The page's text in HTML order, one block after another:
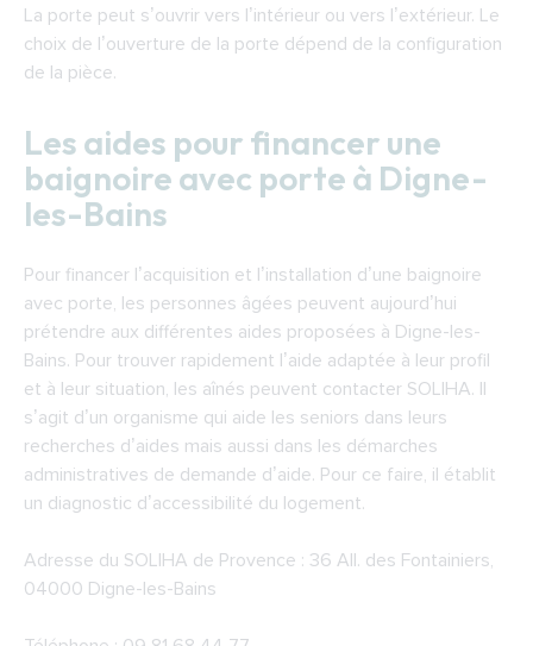
La porte peut s’ouvrir vers l’intérieur ou vers l’extérieur. Le
choix de l’ouverture de la porte dépend de la configuration
de la pièce.
Les aides pour financer une
baignoire avec porte à Digne-
les-Bains
Pour financer l’acquisition et l’installation d’une baignoire
avec porte, les personnes âgées peuvent aujourd’hui
prétendre aux différentes aides proposées à Digne-les-
Bains. Pour trouver rapidement l’aide adaptée à leur profil
et à leur situation, les aînés peuvent contacter SOLIHA. Il
s’agit d’un organisme qui aide les seniors dans leurs
recherches d’aides mais aussi dans les démarches
administratives de demande d’aide. Pour ce faire, il établit
un diagnostic d’accessibilité du logement.
Adresse du SOLIHA de Provence : 36 All. des Fontainiers,
04000 Digne-les-Bains